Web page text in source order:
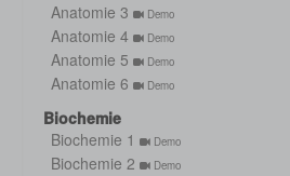
Anatomie 3 Demo
Anatomie 4 Demo
Anatomie 5 Demo
Anatomie 6 Demo
Biochemie
Biochemie 1
Demo
Biochemie 2 Demo